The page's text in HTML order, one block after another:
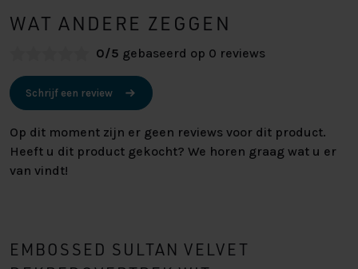
WAT ANDERE ZEGGEN
0/5 gebaseerd op 0 reviews
Schrijf een review
Op dit moment zijn er geen reviews voor dit product.
Heeft u dit product gekocht? We horen graag wat u er
van vindt!
EMBOSSED SULTAN VELVET